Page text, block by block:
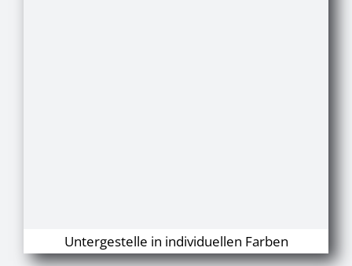
Untergestelle in individuellen Farben